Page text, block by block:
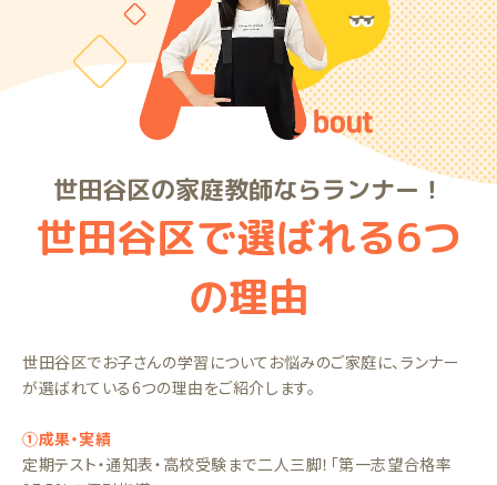
世田谷区の家庭教師ならランナー！
世田谷区で選ばれる6つ
の理由
世田谷区でお子さんの学習についてお悩みのご家庭に、ランナー
が選ばれている6つの理由をご紹介します。
①成果・実績
定期テスト・通知表・高校受験まで二人三脚！「第一志望合格率